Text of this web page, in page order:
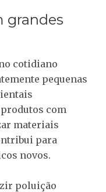
grandes
cotidiano
pequenas
com
materiais
para
novos.
poluição